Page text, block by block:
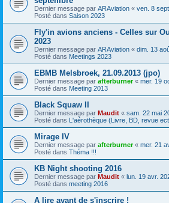
Dernier message par ARAviation « ven. 8
Posté dans Saison 2023
Fly'in avions anciens - Celles sur
2023
Dernier message par ARAviation « dim. 13
Posté dans Meetings 2023
EBMB Melsbroek, 21.09.2013 (jpo)
Dernier message par afterburner« mer. 19
Posté dans Meeting 2013
Black Squaw II
Dernier message par Maudit « sam. 22 mai
Posté dans L'aérothèque (Livre, BD, revue ect
Mirage IV
Dernier message par afterburner« mer. 21
Posté dans Théma !!!
KB Night shooting 2016
Dernier message par Maudit « lun. 19 avr.
Posté dans meeting 2016
A lire avant de s'inscrire !